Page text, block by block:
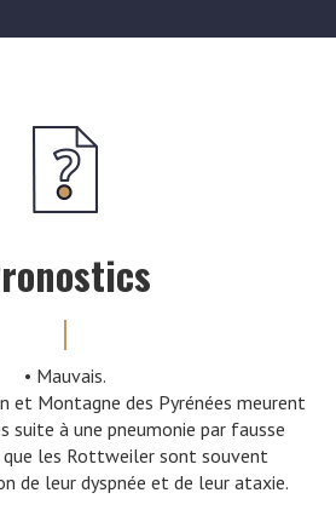
• Mauvais.
et Montagne des Pyrénées meurent
suite à une pneumonie par fausse
les Rottweiler sont souvent
de leur dyspnée et de leur ataxie.